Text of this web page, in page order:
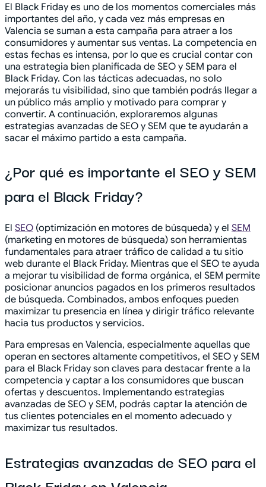
El Black Friday es uno de los momentos comerciales más
importantes del año, y cada vez más empresas en
Valencia se suman a esta campaña para atraer a los
consumidores y aumentar sus ventas. La competencia en
estas fechas es intensa, por lo que es crucial contar con
una estrategia bien planificada de SEO y SEM para el
Black Friday. Con las tácticas adecuadas, no solo
mejorarás tu visibilidad, sino que también podrás llegar a
un público más amplio y motivado para comprar y
convertir. A continuación, exploraremos algunas
estrategias avanzadas de SEO y SEM que te ayudarán a
sacar el máximo partido a esta campaña.
¿Por qué es importante el SEO y SEM
para el Black Friday?
El SEO (optimización en motores de búsqueda) y el SEM
(marketing en motores de búsqueda) son herramientas
fundamentales para atraer tráfico de calidad a tu sitio
web durante el Black Friday. Mientras que el SEO te ayuda
a mejorar tu visibilidad de forma orgánica, el SEM permite
posicionar anuncios pagados en los primeros resultados
de búsqueda. Combinados, ambos enfoques pueden
maximizar tu presencia en línea y dirigir tráfico relevante
hacia tus productos y servicios.
Para empresas en Valencia, especialmente aquellas que
operan en sectores altamente competitivos, el SEO y SEM
para el Black Friday son claves para destacar frente a la
competencia y captar a los consumidores que buscan
ofertas y descuentos. Implementando estrategias
avanzadas de SEO y SEM, podrás captar la atención de
tus clientes potenciales en el momento adecuado y
maximizar tus resultados.
Estrategias avanzadas de SEO para el